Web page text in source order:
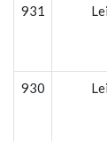
931 Lei
930 Lei